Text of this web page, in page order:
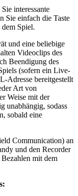
interessante
Sie einfach die Taste
Spiel.
und eine beliebige
Videoclips des
Beendigung des
(sofern ein Live-
Adresse bereitgestellt
Art von
Weise mit der
unabhängig, sodass
sobald eine
Communication) an
und den Recorder
mit dem